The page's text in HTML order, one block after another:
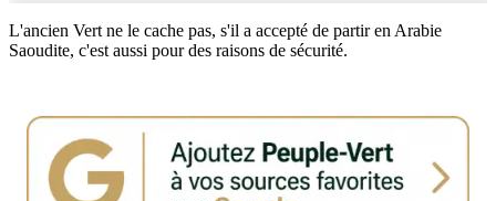
L'ancien Vert ne le cache pas, s'il a accepté de partir en Arabie
Saoudite, c'est aussi pour des raisons de sécurité.